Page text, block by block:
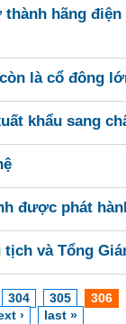
hãng
là cổ đông
khẩu sang
được phát
và Tổng
304 305 306
›
last »